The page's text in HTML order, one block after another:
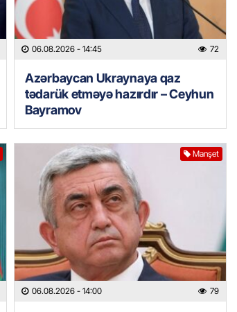
06.08.2026 - 14:45 72
Azərbaycan Ukraynaya qaz
tədarük etməyə hazırdır – Ceyhun
Bayramov
Manşet
06.08.2026 - 14:00 79